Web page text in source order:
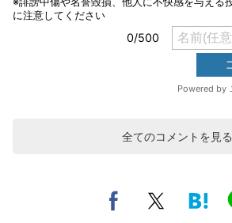
全てのコメントを見る